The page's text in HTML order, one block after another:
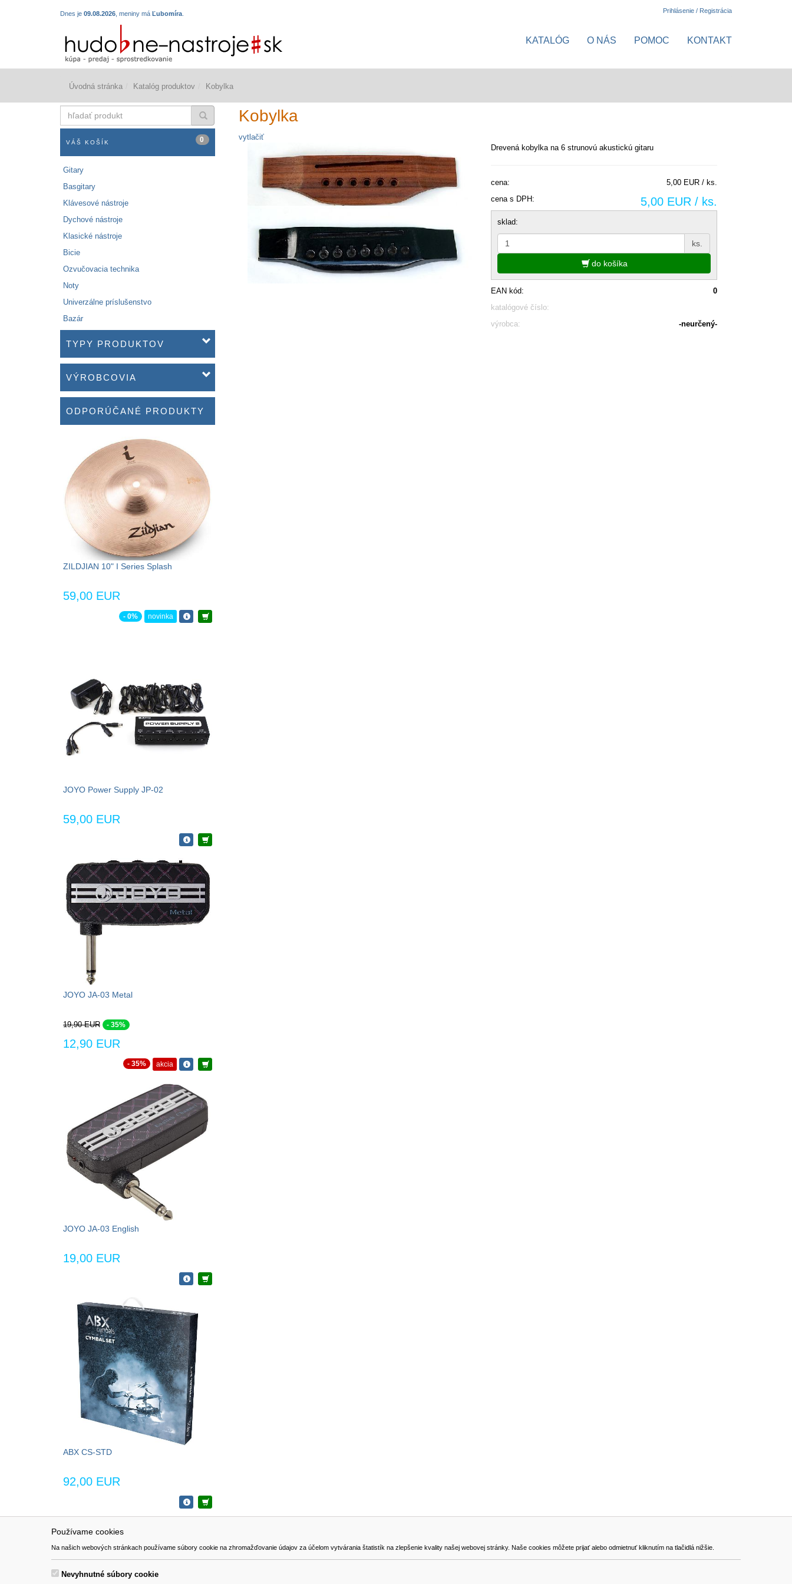
Používame cookies
Na našich webových stránkach používame súbory cookie na zhromažďovanie údajov za účelom vytvárania štatistík na zlepšenie kvality našej webovej stránky. Naše cookies môžete prijať alebo odmietnuť kliknutím na tlačidlá nižšie.
Nevyhnutné súbory cookie
Dnes je 09.08.2026 , meniny má Ľubomíra Prihlásenie / Registrácia
KATALÓG O NÁS POMOC KONTAKT
Úvodná stránka Katalóg produktov Kobylka
produkt
VÁŠ KOŠÍK 0
Gitary
Basgitary
Klávesové nástroje
Dychové nástroje
Klasické nástroje
Bicie
Ozvučovacia technika
Noty
Univerzálne príslušenstvo
Bazár
TYPY PRODUKTOV
VÝROBCOVIA
ODPORÚČANÉ PRODUKTY
ZILDJIAN 10" I Series Splash
59,00 EUR
- 0% novinka
JOYO Power Supply JP-02
59,00 EUR
JOYO JA-03 Metal
19,90 EUR - 35%
12,90 EUR
- 35% akcia
JOYO JA-03 English
19,00 EUR
ABX CS-STD
92,00 EUR
Kobylka
vytlačiť
Drevená kobylka na 6 strunovú akustickú gitaru
cena:
5,00 EUR / ks.
cena s DPH:
5,00 EUR / ks.
sklad:
ks.
do košíka
EAN kód:
0
katalógové číslo:
výrobca:
-neurčený-
Pomoc